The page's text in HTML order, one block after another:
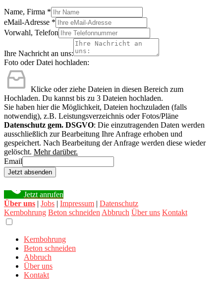
Name, Firma *
eMail-Adresse *
Vorwahl, Telefon
Ihre Nachricht an uns:
Foto oder Datei hochladen:
Klicke oder ziehe Dateien in diesen Bereich zum
Hochladen. Du kannst bis zu 3 Dateien hochladen.
Sie haben hier die Möglichkeit, Dateien hochzuladen (falls
notwendig), z.B. Leistungsverzeichnis oder Fotos/Pläne
Datenschutz gem. DSGVO: Die einzutragenden Daten werden
ausschließlich zur Bearbeitung Ihre Anfrage erhoben und
gespeichert. Nach Bearbeitung der Anfrage werden diese wieder
gelöscht. Mehr darüber.
Email
Jetzt absenden
Jetzt anrufen
Über uns | Jobs | Impressum | Datenschutz
Kernbohrung Beton schneiden Abbruch Über uns Kontakt
Kernbohrung
Beton schneiden
Abbruch
Über uns
Kontakt